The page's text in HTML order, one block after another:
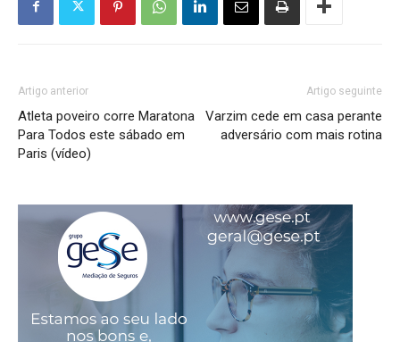
Artigo anterior
Atleta poveiro corre Maratona
Para Todos este sábado em
Paris (vídeo)
Artigo seguinte
Varzim cede em casa perante
adversário com mais rotina